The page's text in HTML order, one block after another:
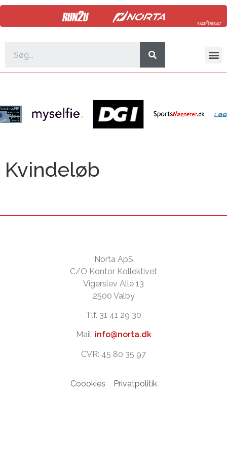
Kvindeløb
Norta ApS
C/O Kontor Kollektivet
Vigerslev Allé 13
2500 Valby
Tlf. 31 41 29 30
Mail: info@norta.dk
CVR: 45 80 35 97
Coookies Privatpolitik